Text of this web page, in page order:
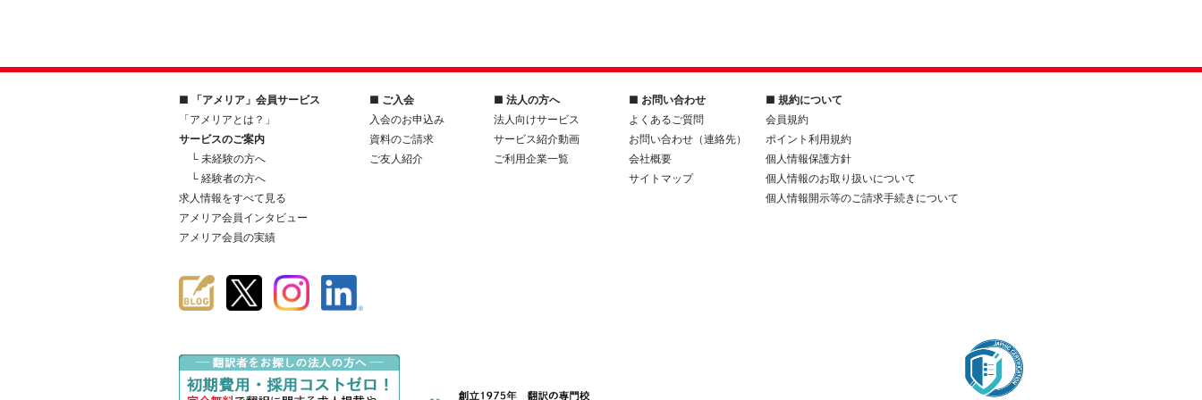
■ 「アメリア」会員サービス
「アメリアとは？」
サービスのご案内
└ 未経験の方へ
└ 経験者の方へ
求人情報をすべて見る
アメリア会員インタビュー
アメリア会員の実績
■ ご入会
入会のお申込み
資料のご請求
ご友人紹介
■ 法人の方へ
法人向けサービス
サービス紹介動画
ご利用企業一覧
■ お問い合わせ
よくあるご質問
お問い合わせ（連絡先）
会社概要
サイトマップ
■ 規約について
会員規約
ポイント利用規約
個人情報保護方針
個人情報のお取り扱いについて
個人情報開示等のご請求手続きについて